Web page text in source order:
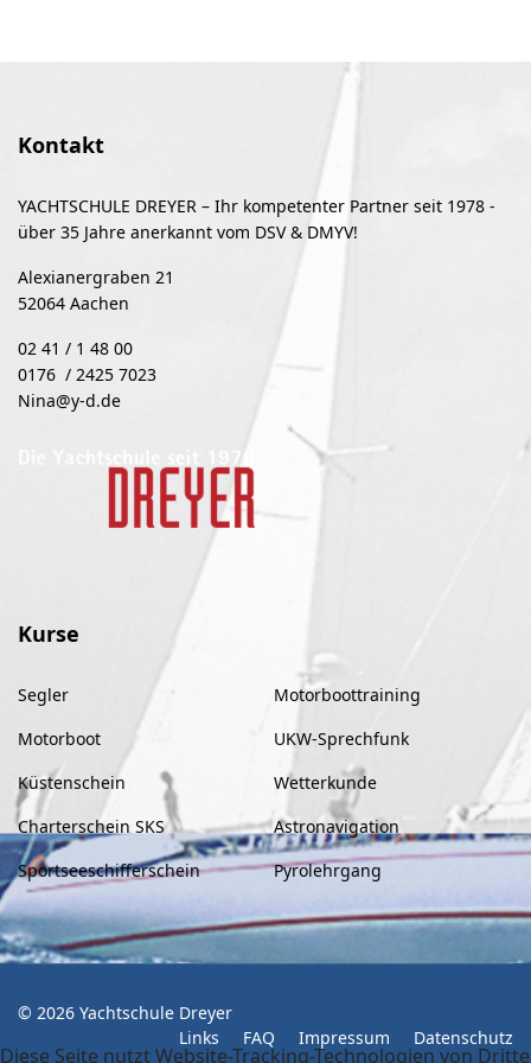
Kontakt
YACHTSCHULE DREYER – Ihr kompetenter Partner seit 1978 -
über 35 Jahre anerkannt vom DSV & DMYV!
Alexianergraben 21
52064 Aachen
02 41 / 1 48 00
0176 / 2425 7023
Nina@y-d.de
Kurse
Segler
Motorboot
Küstenschein
Charterschein SKS
Sportseeschifferschein
Motorboottraining
UKW-Sprechfunk
Wetterkunde
Astronavigation
Pyrolehrgang
© 2026 Yachtschule Dreyer
Links
FAQ Impressum Datenschutz
Diese Seite nutzt Website-Tracking-Technologien von